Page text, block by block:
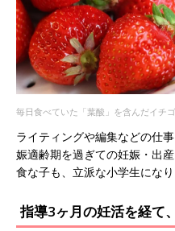
毎日食べていた「葉酸」を含んだイチゴ
ライティングや編集などの仕
娠適齢期を過ぎての妊娠・出産
食な子も、立派な小学生になり
指導3ヶ月の妊活を経て